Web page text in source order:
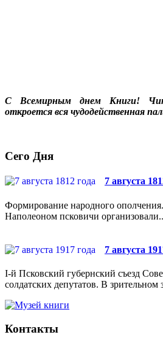
С Всемирным днем Книги!
откроется вся чудодейственная
Сего Дня
7 августа
Формирование народного
Наполеоном псковичи
7 августа
I-й Псковский губернский съезд
солдатских депутатов. В зрительном
Контакты